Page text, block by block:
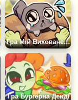
Гра Мій Вихованець Пебл
Гра Бургерна Денді